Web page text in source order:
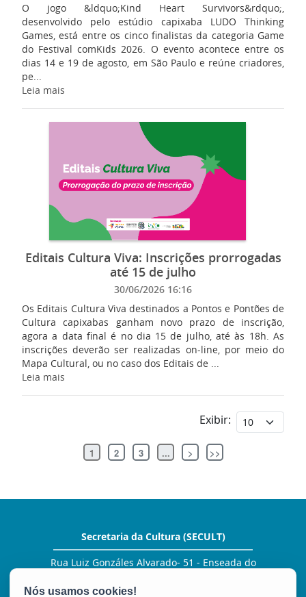
O jogo &ldquo;Kind Heart Survivors&rdquo;,
desenvolvido pelo estúdio capixaba LUDO Thinking
Games, está entre os cinco finalistas da categoria Game
do Festival comKids 2026. O evento acontece entre os
dias 14 e 19 de agosto, em São Paulo e reúne criadores,
pe...
Leia mais
Editais Cultura Viva: Inscrições prorrogadas
até 15 de julho
30/06/2026 16:16
Os Editais Cultura Viva destinados a Pontos e Pontões de
Cultura capixabas ganham novo prazo de inscrição,
agora a data final é no dia 15 de julho, até às 18h. As
inscrições deverão ser realizadas on-line, por meio do
Mapa Cultural, ou no caso dos Editais de ...
Leia mais
Exibir:
1 2 3 ... > >>
Secretaria da Cultura (SECULT)
Rua Luiz Gonzáles Alvarado- 51 - Enseada do
CEP: 29050-380 - Vitória / ES